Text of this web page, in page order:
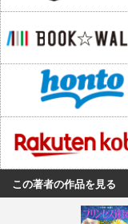
この著者の作品を見る